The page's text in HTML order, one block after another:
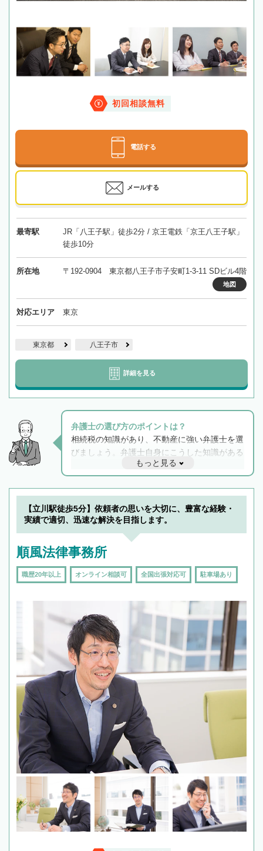
初回相談無料
電話する
メールする
最寄駅
JR「八王子駅」徒歩2分 / 京王電鉄「京王八王子駅」
徒歩10分
所在地 〒192-0904 東京都八王子市子安町1-3-11 SDビル4階
地図
対応エリア 東京
東京都 八王子市
詳細を見る
弁護士の選び方のポイントは？
相続税の知識があり、不動産に強い弁護士を選
びましょう。弁護士自身にこうした知識がある
と他士業との連携もスムーズに進み、トラブル
解決のみならず相続をトータルで任せることが
できます。また、相続は感情がからむ分野なの
でフィーリングも重要です。実際に電話や面談
で複数の弁護士と会話をしてウマが合う方に依
もっと見る
【立川駅徒歩5分】依頼者の思いを大切に、豊富な経験・
実績で適切、迅速な解決を目指します。
順風法律事務所
職歴20年以上 オンライン相談可 全国出張対応可 駐車場あり